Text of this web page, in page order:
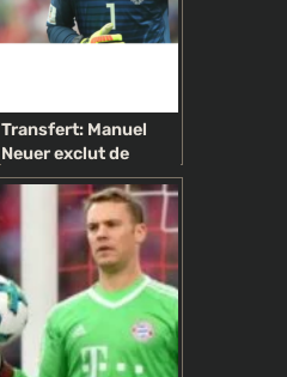
Transfert: Manuel
Neuer exclut de
rejoindre Chelsea